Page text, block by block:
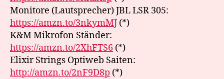
Monitore (Lautsprecher) JBL LSR 305:
https://amzn.to/3nkymMJ (*)
K&M Mikrofon Ständer:
https://amzn.to/2XhFTS6 (*)
Elixir Strings Optiweb Saiten:
http://amzn.to/2nF9D8p (*)